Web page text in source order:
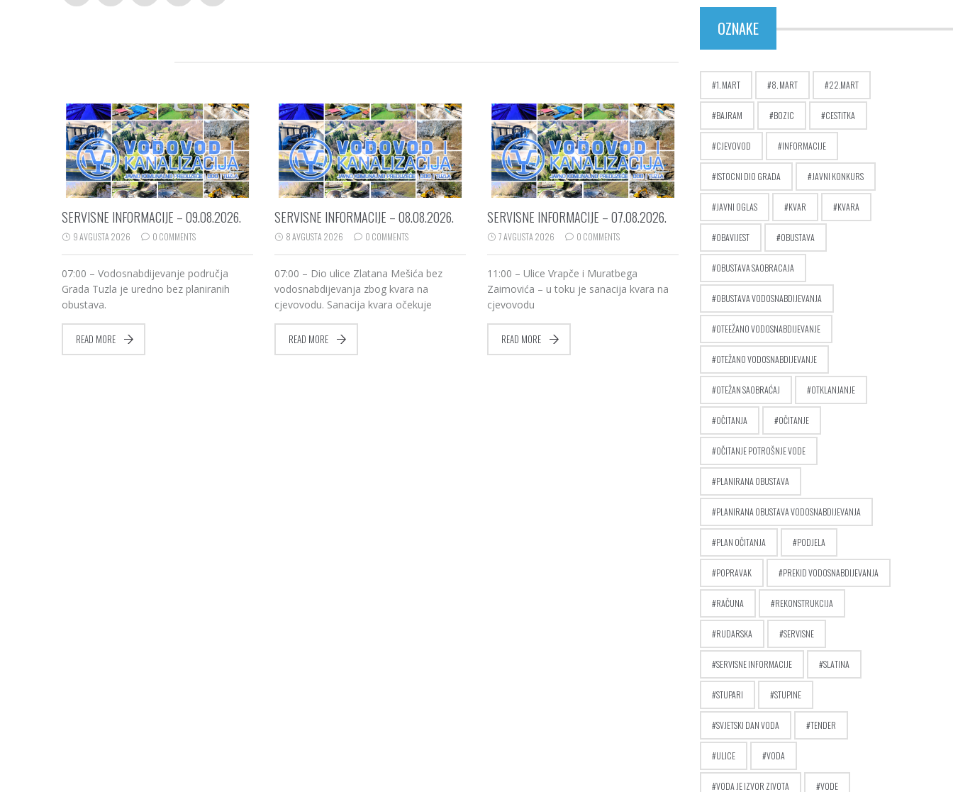
SERVISNE INFORMACIJE – 09.08.2026.
9 AVGUSTA 2026 0 COMMENTS
07:00 – Vodosnabdijevanje područja
Grada Tuzla je uredno bez planiranih
obustava.
READ MORE
SERVISNE INFORMACIJE – 08.08.2026.
8 AVGUSTA 2026 0 COMMENTS
07:00 – Dio ulice Zlatana Mešića bez
vodosnabdijevanja zbog kvara na
cjevovodu. Sanacija kvara očekuje
READ MORE
SERVISNE INFORMACIJE – 07.08.2026.
7 AVGUSTA 2026 0 COMMENTS
11:00 – Ulice Vrapče i Muratbega
Zaimovića – u toku je sanacija kvara na
cjevovodu
READ MORE
OZNAKE
1. MART 8. MART 22.MART
BAJRAM BOZIC CESTITKA
CJEVOVOD INFORMACIJE
ISTOCNI DIO GRADA JAVNI KONKURS
JAVNI OGLAS KVAR KVARA
OBAVIJEST OBUSTAVA
OBUSTAVA SAOBRACAJA
OBUSTAVA VODOSNABDIJEVANJA
OTEEŽANO VODOSNABDIJEVANJE
OTEŽANO VODOSNABDIJEVANJE
OTEŽAN SAOBRAĆAJ OTKLANJANJE
OČITANJA OČITANJE
OČITANJE POTROŠNJE VODE
PLANIRANA OBUSTAVA
PLANIRANA OBUSTAVA VODOSNABDIJEVANJA
PLAN OČITANJA PODJELA
POPRAVAK PREKID VODOSNABDIJEVANJA
RAČUNA REKONSTRUKCIJA
RUDARSKA SERVISNE
SERVISNE INFORMACIJE SLATINA
STUPARI STUPINE
SVJETSKI DAN VODA TENDER
ULICE VODA
VODA JE IZVOR ZIVOTA VODE